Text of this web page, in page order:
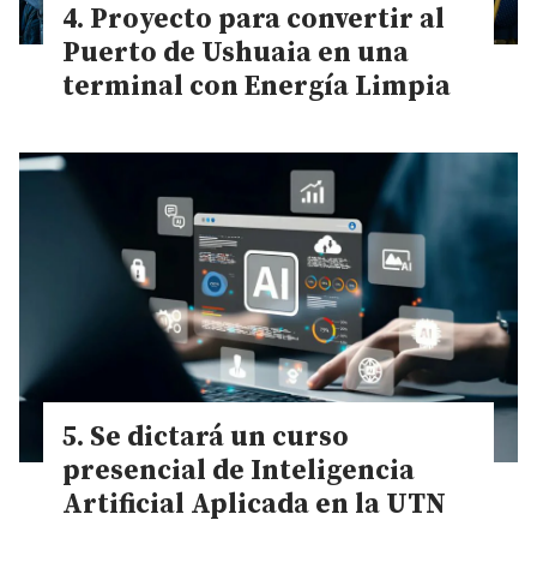
Proyecto para convertir al
Puerto de Ushuaia en una
terminal con Energía Limpia
Se dictará un curso
presencial de Inteligencia
Artificial Aplicada en la UTN